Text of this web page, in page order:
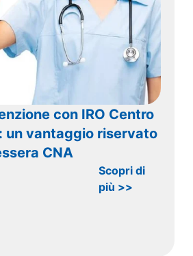
con IRO Centro
un vantaggio riservato
CNA
Scopri di
più >>